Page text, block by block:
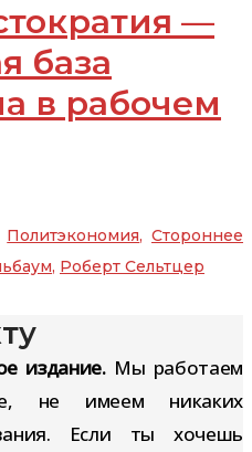
—
база
в рабочем
Политэкономия, Стороннее
, Роберт Сельтцер
издание.Мы работаем
не имеем никаких
Если ты хочешь